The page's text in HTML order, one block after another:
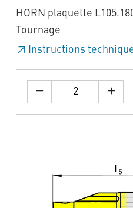
HORN plaquette
Tournage
Instructions